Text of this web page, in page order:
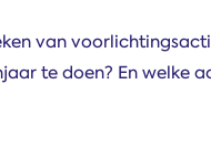
van
te doen? En welke